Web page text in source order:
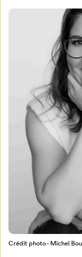
Mon Salon
Programmation
Crédit photo - Michel
Pour